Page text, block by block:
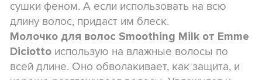
сушки феном. А если использовать на всю
длину волос, придаст им блеск.
Молочко для волос Smoothing Milk от Emme
Diciotto использую на влажные волосы по
всей длине. Оно обволакивает, как защита, и